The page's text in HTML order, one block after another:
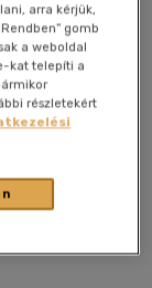
arra kérjük,
gomb
a weboldal
kat telepíti a
részletekért